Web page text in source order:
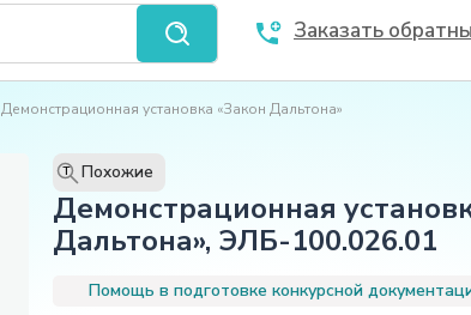
Заказать
Демонстрационная установка «Закон Дальтона»
T Похожие
Демонстрационная
Дальтона», ЭЛБ-100.026.01
Помощь в подготовке конкурсной